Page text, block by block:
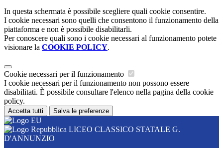
In questa schermata è possibile scegliere quali cookie consentire.
I cookie necessari sono quelli che consentono il funzionamento della
piattaforma e non è possibile disabilitarli.
Per conoscere quali sono i cookie necessari al funzionamento potete
visionare la COOKIE POLICY.
Cookie necessari per il funzionamento
I cookie necessari per il funzionamento non possono essere
disabilitati. È possibile consultare l'elenco nella pagina della cookie
policy.
Accetta tutti Salva le preferenze
LICEO CLASSICO STATALE G.
D'ANNUNZIO